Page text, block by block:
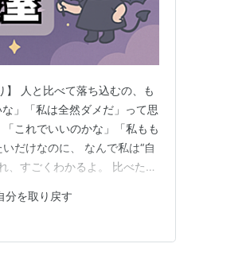
】 人と比べて落ち込むの、も
」「私は全然ダメだ」って思
これでいいのかな」「私もも
だけなのに、 なんで私は“自
、すごくわかるよ。 比べたく
の時代が“比べさせてくる
分を取り戻す